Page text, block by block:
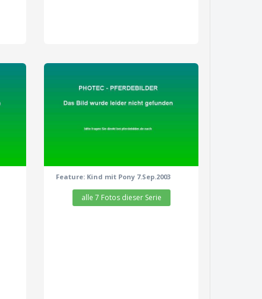
zeige alle 7 Fotos
Feature: Kind mit Pony 7.Sep.2003
alle 7 Fotos dieser Serie